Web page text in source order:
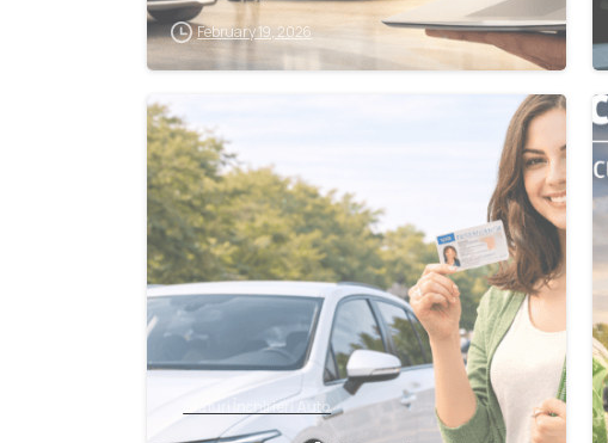
February 19, 2026
Sfaturi Închirieri Auto